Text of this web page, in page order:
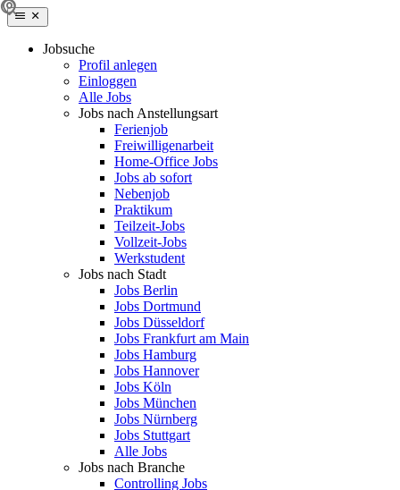
Jobsuche
Profil anlegen
Einloggen
Alle Jobs
Jobs nach Anstellungsart
Ferienjob
Freiwilligenarbeit
Home-Office Jobs
Jobs ab sofort
Nebenjob
Praktikum
Teilzeit-Jobs
Vollzeit-Jobs
Werkstudent
Jobs nach Stadt
Jobs Berlin
Jobs Dortmund
Jobs Düsseldorf
Jobs Frankfurt am Main
Jobs Hamburg
Jobs Hannover
Jobs Köln
Jobs München
Jobs Nürnberg
Jobs Stuttgart
Alle Jobs
Jobs nach Branche
Controlling Jobs